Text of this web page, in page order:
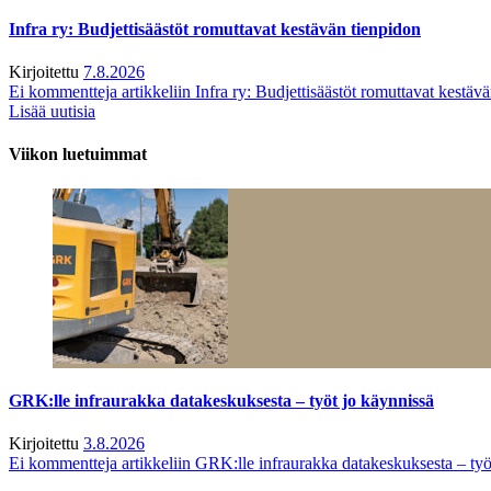
Infra ry: Budjettisäästöt romuttavat kestävän tienpidon
Kirjoitettu 7.8.2026
Ei kommentteja artikkeliin Infra ry: Budjettisäästöt romuttavat
Lisää uutisia
Viikon luetuimmat
GRK:lle infraurakka datakeskuksesta – työt jo käynnissä
Kirjoitettu 3.8.2026
Ei kommentteja artikkeliin GRK:lle infraurakka datakeskuksesta –